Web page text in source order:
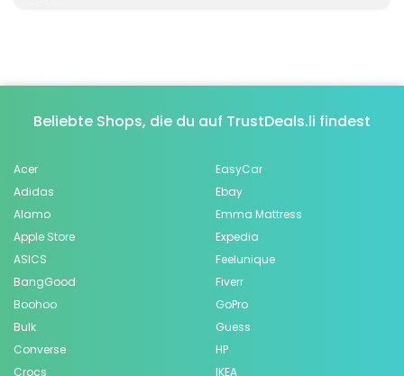
Beliebte Shops, die du auf TrustDeals.li findest
Acer
Adidas
Alamo
Apple Store
ASICS
BangGood
Boohoo
Bulk
Converse
Crocs
EasyCar
Ebay
Emma Mattress
Expedia
Feelunique
Fiverr
GoPro
Guess
HP
IKEA